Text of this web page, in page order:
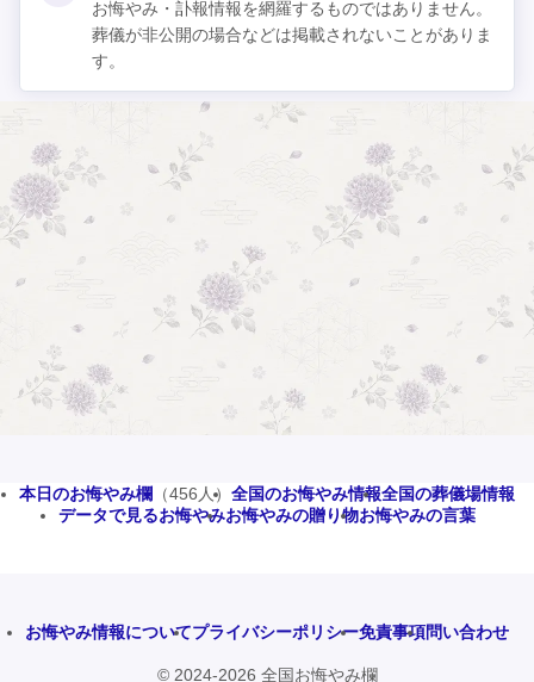
お悔やみ・訃報情報を網羅するものではありません。
葬儀が非公開の場合などは掲載されないことがありま
す。
本日のお悔やみ欄 （456人） 全国のお悔やみ情報全国の葬儀場情報
データで見るお悔やみお悔やみの贈り物お悔やみの言葉
お悔やみ情報についてプライバシーポリシー免責事項問い合わせ
© 2024-2026 全国お悔やみ欄